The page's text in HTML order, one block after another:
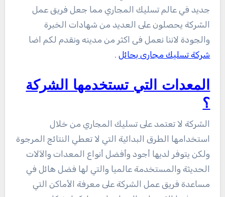
جديد في عالم تسليك المجاري مما جعل فريق عمل
الشركة يحصلون على العديد من شهادات الخبرة
والجودة لاننا نعمل فى اكثر من مدينه ونقدم لكم اضا
شركة تسليك مجارى بحائل.
المعدات التي تستخدمها الشركة
؟
الشركة لا تعتمد على تسليك المجاري من خلال
استخدامها الطرق البدائية التي لا تعطي النتائج المرجوة
ولكن يتوفر لديها أجود وأفضل أنواع المعدات والآلات
الحديثة والمستخدمة عالميا والتي لها فضل هائل في
مساعدة فريق عمل الشركة على معرفة الأماكن التي